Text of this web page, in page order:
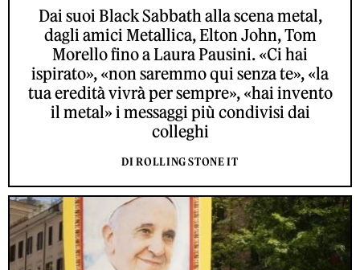
Dai suoi Black Sabbath alla scena metal,
dagli amici Metallica, Elton John, Tom
Morello fino a Laura Pausini. «Ci hai
ispirato», «non saremmo qui senza te», «la
tua eredità vivrà per sempre», «hai invento
il metal» i messaggi più condivisi dai
colleghi
DI ROLLING STONE IT